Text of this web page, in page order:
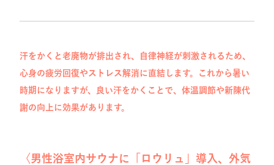
汗をかくと老廃物が排出され、自律神経が刺激されるため、
心身の疲労回復やストレス解消に直結します。これから暑い
時期になりますが、良い汗をかくことで、体温調節や新陳代
謝の向上に効果があります。
〈男性浴室内サウナに「ロウリュ」導入、外気